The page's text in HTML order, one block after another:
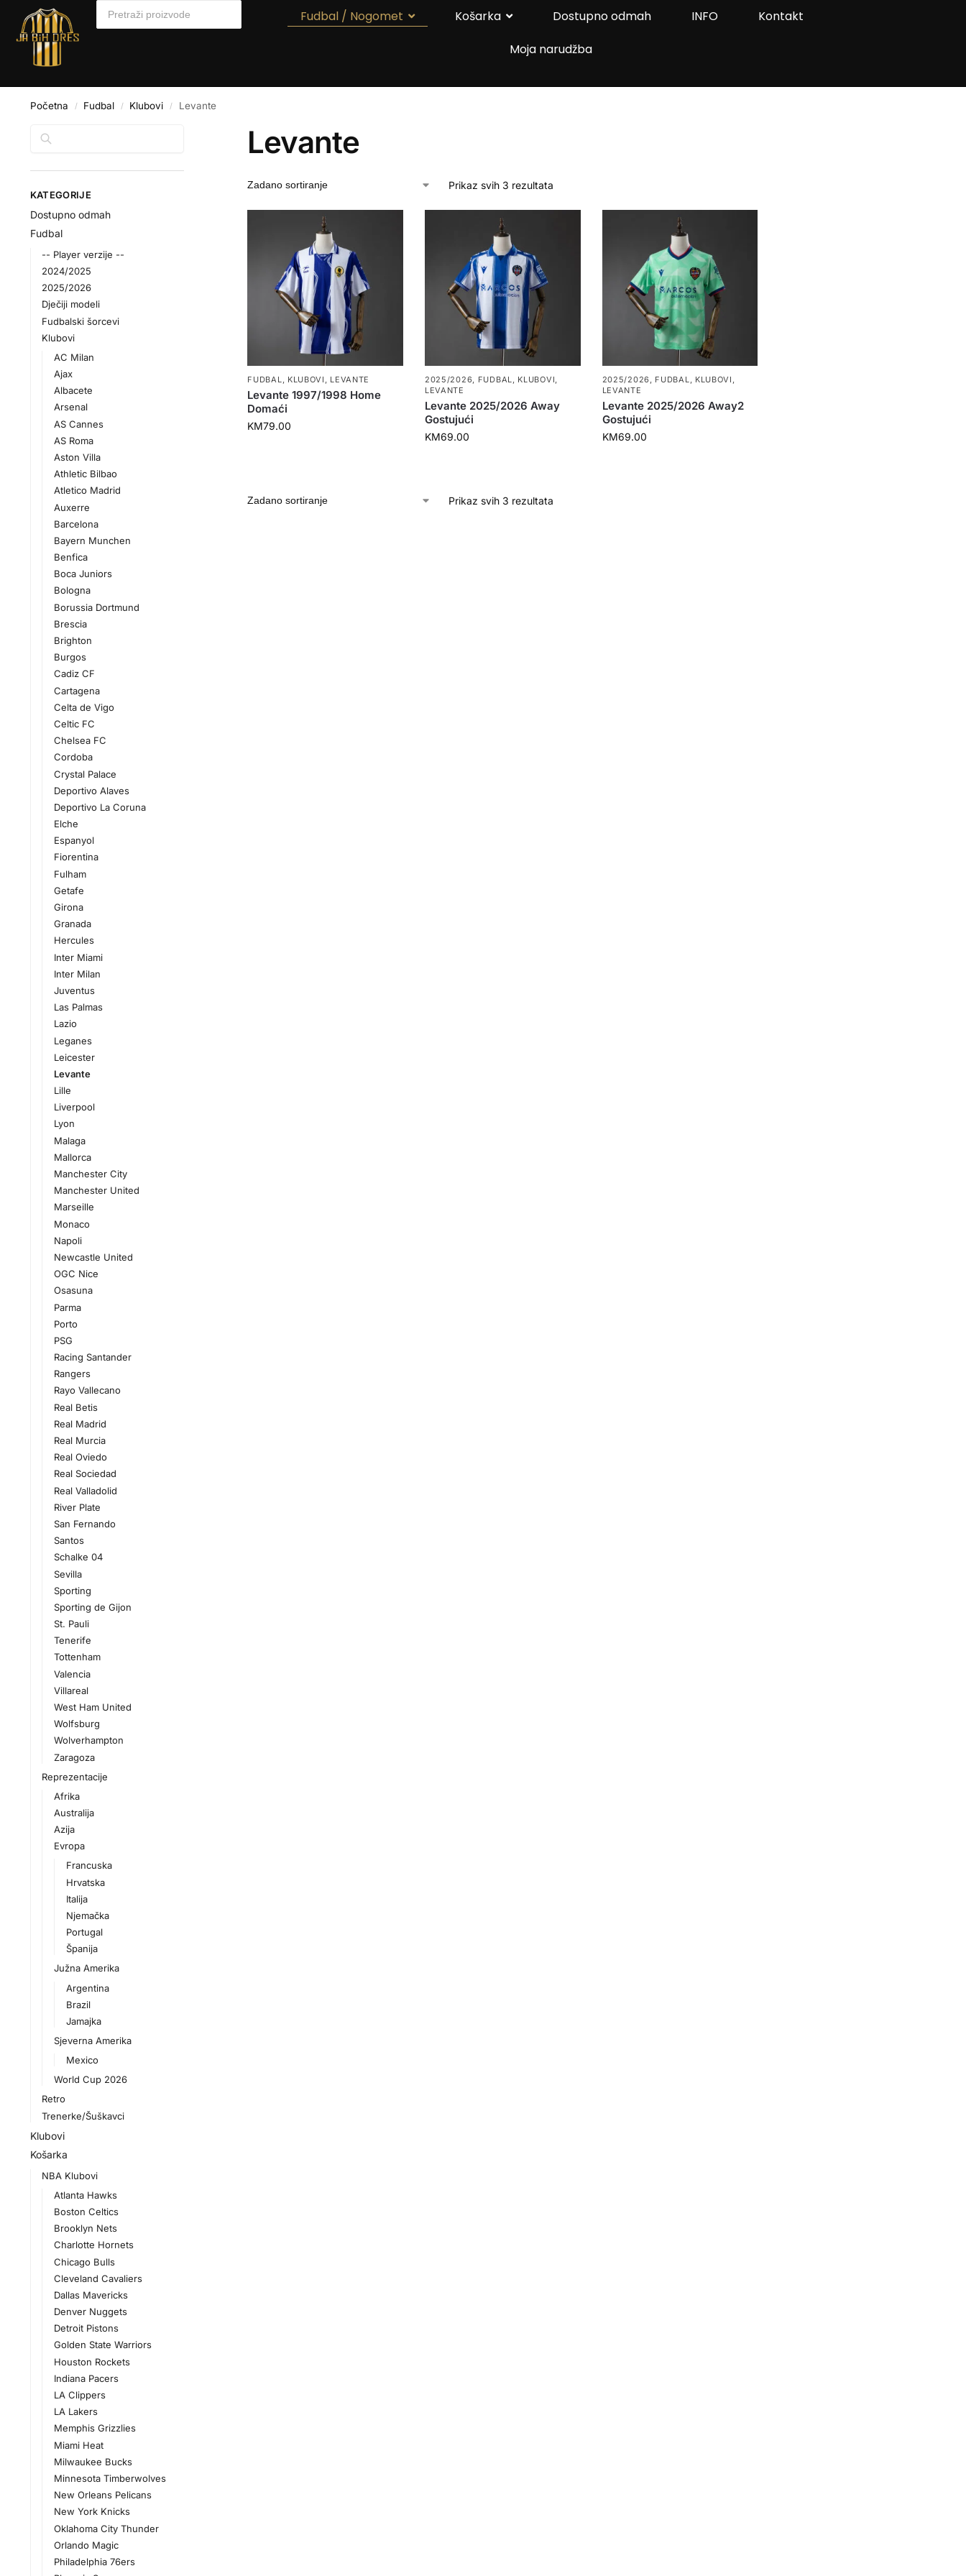
Fudbal / Nogomet Košarka Dostupno odmah INFO
Kontakt
Moja narudžba
Početna / Fudbal / Klubovi / Levante
Levante
Prikaz svih 3 rezultata
FUDBAL KLUBOVI LEVANTE
Levante 1997/1998 Home
Domaći
KM79.00
2025/2026 FUDBAL KLUBOVI
LEVANTE
Levante 2025/2026 Away
Gostujući
KM69.00
2025/2026 FUDBAL KLUBOVI
LEVANTE
Levante 2025/2026 Away2
Gostujući
KM69.00
Prikaz svih 3 rezultata
KATEGORIJE
Dostupno odmah
Fudbal
-- Player verzije --
2024/2025
2025/2026
Dječiji modeli
Fudbalski šorcevi
Klubovi
AC Milan
Ajax
Albacete
Arsenal
AS Cannes
AS Roma
Aston Villa
Athletic Bilbao
Atletico Madrid
Auxerre
Barcelona
Bayern Munchen
Benfica
Boca Juniors
Bologna
Borussia Dortmund
Brescia
Brighton
Burgos
Cadiz CF
Cartagena
Celta de Vigo
Celtic FC
Chelsea FC
Cordoba
Crystal Palace
Deportivo Alaves
Deportivo La Coruna
Elche
Espanyol
Fiorentina
Fulham
Getafe
Girona
Granada
Hercules
Inter Miami
Inter Milan
Juventus
Las Palmas
Lazio
Leganes
Leicester
Levante
Lille
Liverpool
Lyon
Malaga
Mallorca
Manchester City
Manchester United
Marseille
Monaco
Napoli
Newcastle United
OGC Nice
Osasuna
Parma
Porto
PSG
Racing Santander
Rangers
Rayo Vallecano
Real Betis
Real Madrid
Real Murcia
Real Oviedo
Real Sociedad
Real Valladolid
River Plate
San Fernando
Santos
Schalke 04
Sevilla
Sporting
Sporting de Gijon
St. Pauli
Tenerife
Tottenham
Valencia
Villareal
West Ham United
Wolfsburg
Wolverhampton
Zaragoza
Reprezentacije
Afrika
Australija
Azija
Evropa
Francuska
Hrvatska
Italija
Njemačka
Portugal
Španija
Južna Amerika
Argentina
Brazil
Jamajka
Sjeverna Amerika
Mexico
World Cup 2026
Retro
Trenerke/Šuškavci
Klubovi
Košarka
NBA Klubovi
Atlanta Hawks
Boston Celtics
Brooklyn Nets
Charlotte Hornets
Chicago Bulls
Cleveland Cavaliers
Dallas Mavericks
Denver Nuggets
Detroit Pistons
Golden State Warriors
Houston Rockets
Indiana Pacers
LA Clippers
LA Lakers
Memphis Grizzlies
Miami Heat
Milwaukee Bucks
Minnesota Timberwolves
New Orleans Pelicans
New York Knicks
Oklahoma City Thunder
Orlando Magic
Philadelphia 76ers